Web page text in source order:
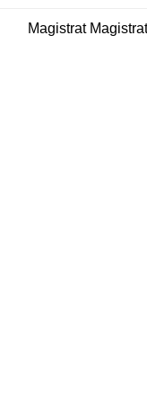
Magistrat